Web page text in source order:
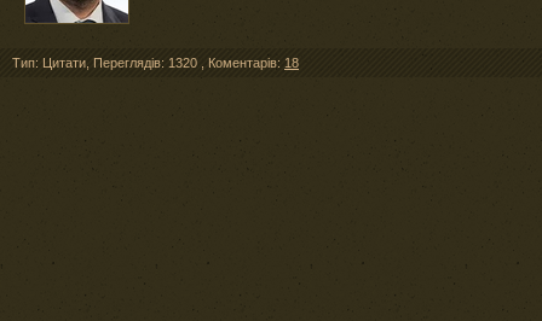
Тип: Цитати Переглядів: 1320 Коментарів: 18